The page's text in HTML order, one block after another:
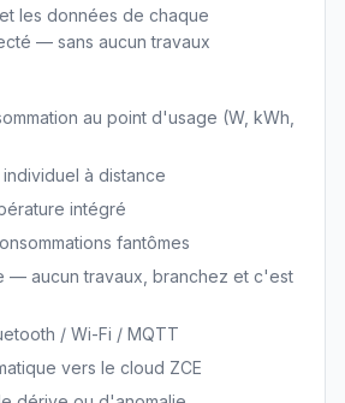
les données de chaque
— sans aucun travaux
au point d'usage (W, kWh,
à distance
intégré
fantômes
— aucun travaux, branchez et c'est
/ Wi-Fi / MQTT
vers le cloud ZCE